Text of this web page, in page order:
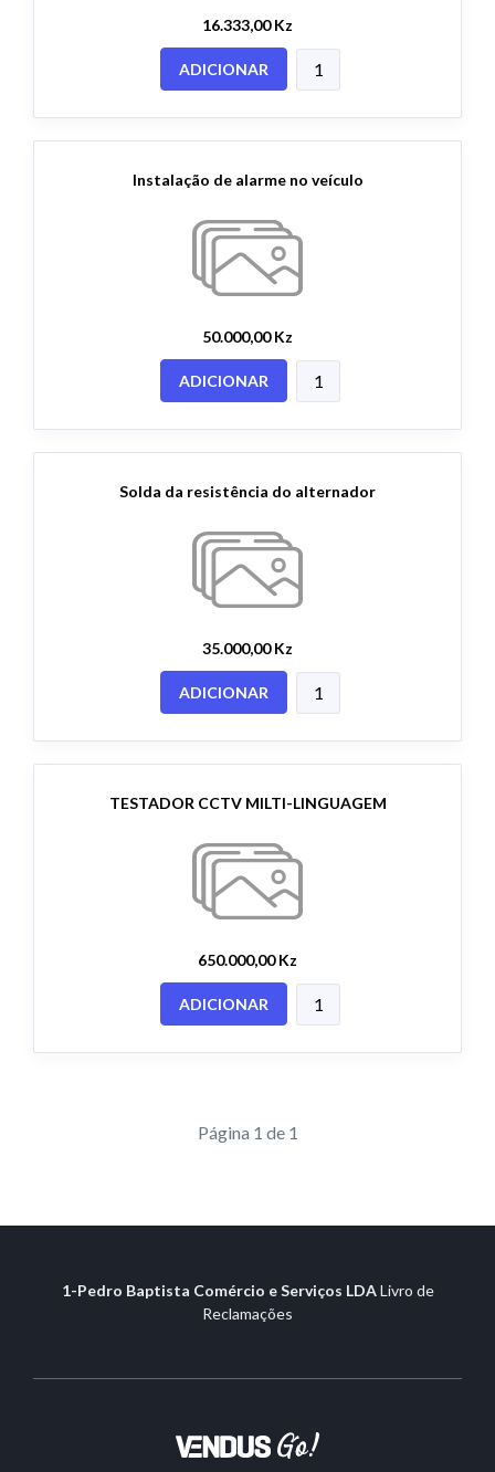
16.333,00 Kz
ADICIONAR
Instalação de alarme no veículo
50.000,00 Kz
ADICIONAR
Solda da resistência do alternador
35.000,00 Kz
ADICIONAR
TESTADOR CCTV MILTI-LINGUAGEM
650.000,00 Kz
ADICIONAR
Página 1 de 1
1-Pedro Baptista Comércio e Serviços LDA Livro de
Reclamações